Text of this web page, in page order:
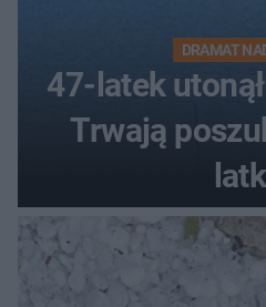
DRAMAT
47-latek
Trwają